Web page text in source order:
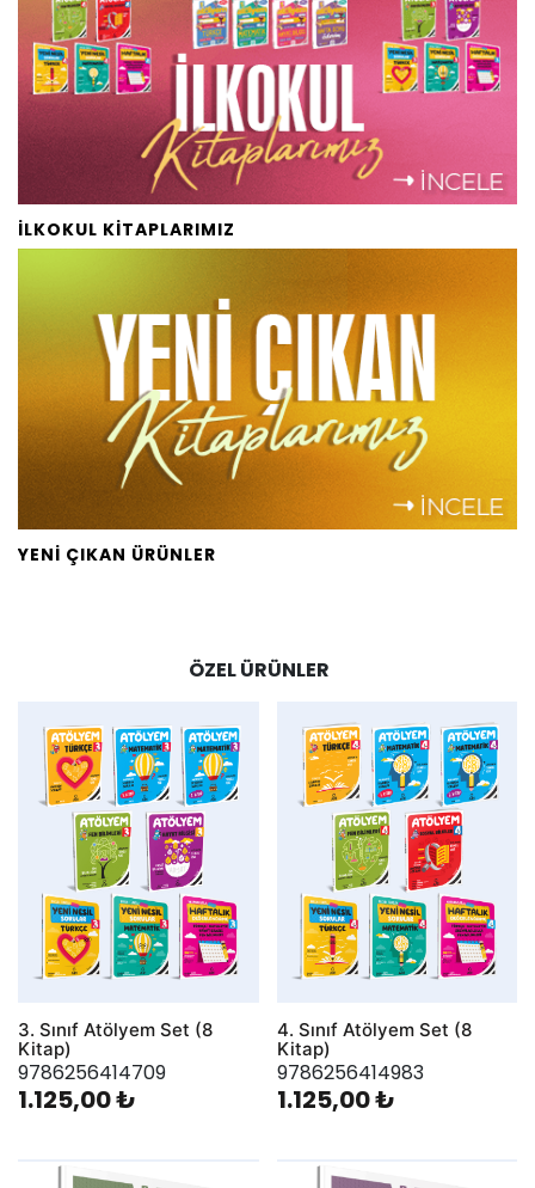
İLKOKUL KİTAPLARIMIZ
YENİ ÇIKAN ÜRÜNLER
ÖZEL ÜRÜNLER
3. Sınıf Atölyem Set (8
Kitap)
9786256414709
1.125,00 ₺
4. Sınıf Atölyem Set (8
Kitap)
9786256414983
1.125,00 ₺